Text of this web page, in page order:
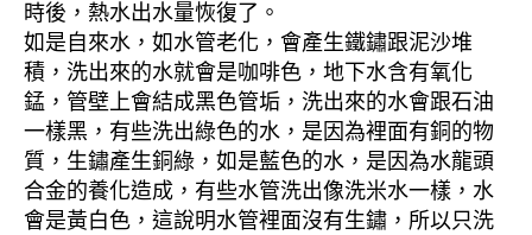
時後，熱水出水量恢復了。
如是自來水，如水管老化，會產生鐵鏽跟泥沙堆
積，洗出來的水就會是咖啡色，地下水含有氧化
錳，管壁上會結成黑色管垢，洗出來的水會跟石油
一樣黑，有些洗出綠色的水，是因為裡面有銅的物
質，生鏽產生銅綠，如是藍色的水，是因為水龍頭
合金的養化造成，有些水管洗出像洗米水一樣，水
會是黃白色，這說明水管裡面沒有生鏽，所以只洗